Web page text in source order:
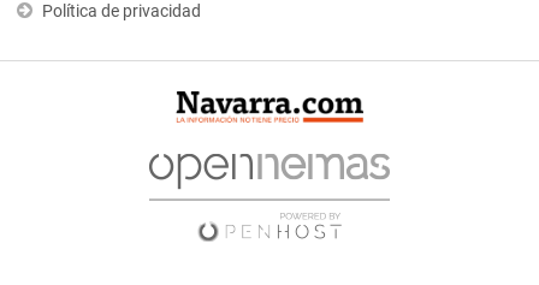
Política de privacidad